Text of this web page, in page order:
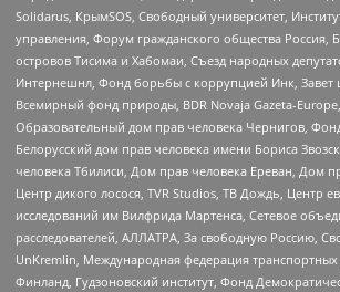
Solidarus, КрымSOS, Свободный университет,
управления, Форум гражданского общества Россия,
островов Тисима и Хабомаи, Съезд народных
Интернешнл, Фонд борьбы с коррупцией Инк, Завет
Всемирный фонд природы, BDR Novaja Gazeta-
Образовательный дом прав человека Чернигов,
Белорусский дом прав человека имени Бориса
человека Тбилиси, Дом прав человека Ереван, Дом
Центр дикого лосося, TVR Studios, ТВ Дождь, Центр
исследований им Вилфрида Мартенса, Сетевое
расследователей, АЛЛАТРА, За свободную Россию,
UnKremlin, Международная федерация
Финланд, Гудзоновский институт, Фонд